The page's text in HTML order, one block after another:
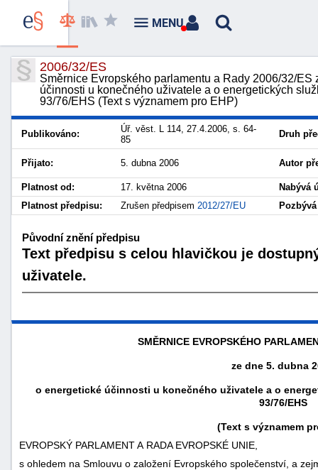
2006/32/ES
Směrnice Evropského parlamentu a Rady 2006/32/
účinnosti u konečného uživatele a o energetických
93/76/EHS (Text s významem pro EHP)
Publikováno:
Úř. věst. L 114, 27.4.2006, s. 64-
85
Druh
Přijato: 5. dubna 2006 Autor
Platnost od: 17. května 2006
Nabývá
Platnost předpisu:
Zrušen předpisem 2012/27/EU
Původní znění předpisu
Text předpisu s celou hlavičkou je
uživatele.
SMĚRNICE EVROPSKÉHO
ze dne 5. dubna
o energetické účinnosti u konečného uživatele a o
93/76/EHS
(Text s významem
EVROPSKÝ PARLAMENT A RADA EVROPSKÉ UNIE,
s ohledem na Smlouvu o založení Evropského společenství, a
MENU